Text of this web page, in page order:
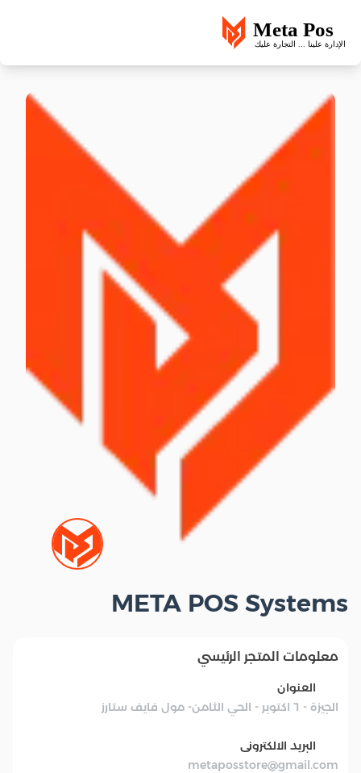
META POS Systems
معلومات المتجر الرئيسي
العنوان
الجيزة - ٦ اكتوبر - الحي الثامن- مول فايف ستارز
البريد الالكترونى
metaposstore@gmail.com